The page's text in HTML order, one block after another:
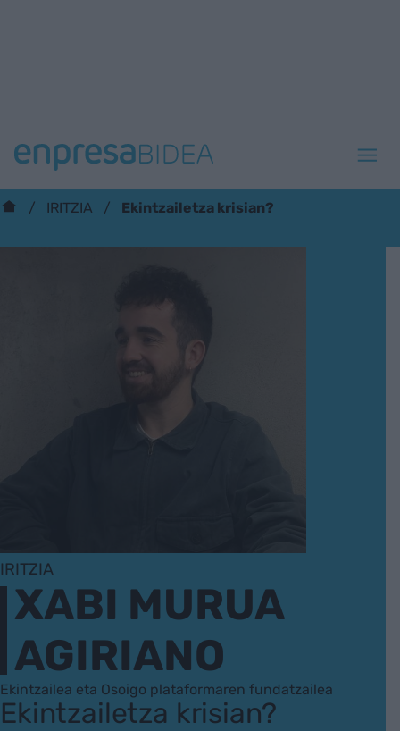
IRITZIA Ekintzailetza krisian?
IRITZIA
XABI MURUA
AGIRIANO
Ekintzailea eta Osoigo plataformaren fundatzailea
Ekintzailetza krisian?